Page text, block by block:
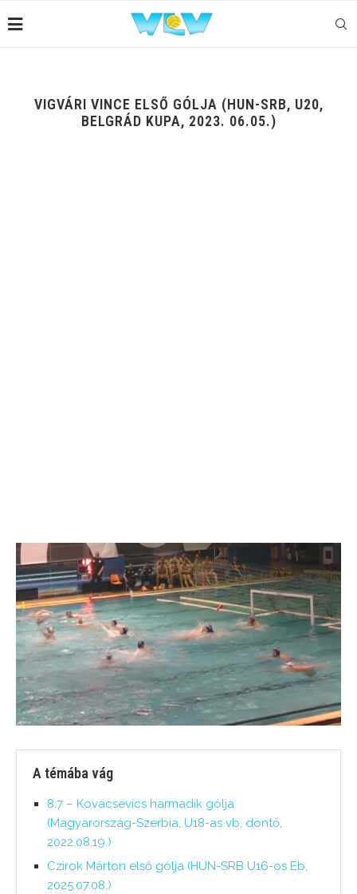
VIGVÁRI VINCE ELSŐ GÓLJA (HUN-SRB, U20,
BELGRÁD KUPA, 2023. 06.05.)
A témába vág
8:7 – Kovacsevics harmadik gólja
(Magyarország-Szerbia, U18-as vb, döntő,
2022.08.19.)
Czirok Márton első gólja (HUN-SRB U16-os Eb,
2025.07.08.)